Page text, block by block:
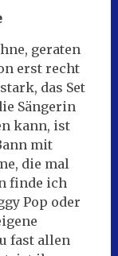
geraten
erst recht
das Set
Sängerin
kann, ist
mit
die mal
finde ich
Pop oder
fast allen